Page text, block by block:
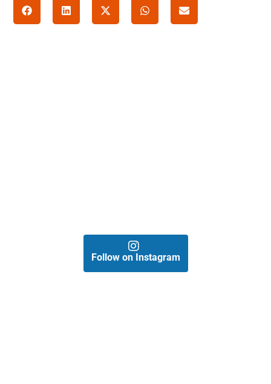
Follow on Instagram